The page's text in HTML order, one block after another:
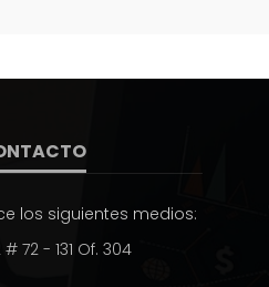
los siguientes medios:
72 - 131 Of. 304